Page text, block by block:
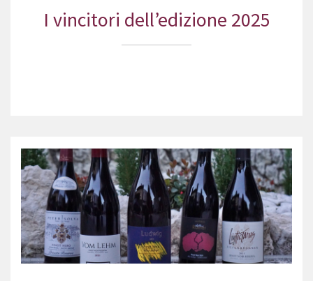
I vincitori dell’edizione 2025